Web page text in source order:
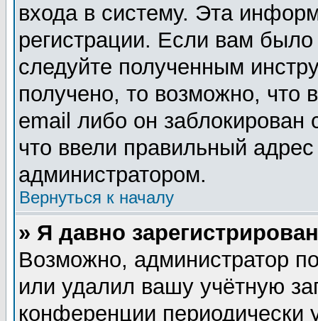
входа в систему. Эта
регистрации. Если вам
следуйте полученным
получено, то возможно, что
email либо он
что ввели правильный
администратором.
Вернуться к началу
» Я давно
Возможно, администратор
или удалил вашу учётную
конференции периодически